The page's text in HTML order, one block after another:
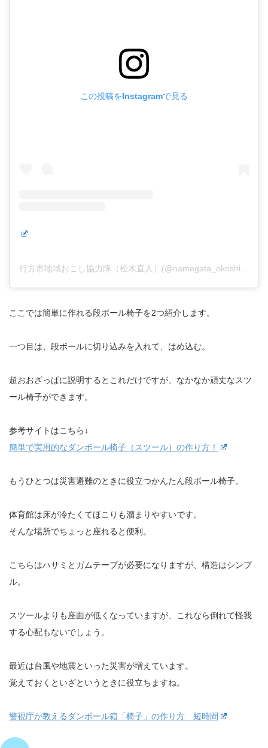
この投稿をInstagramで見る
ここでは簡単に作れる段ボール椅子を2つ紹介します。
一つ目は、段ボールに切り込みを入れて、はめ込む。
超おおざっぱに説明するとこれだけですが、なかなか頑丈なスツ
ール椅子ができます。
参考サイトはこちら↓
簡単で実用的なダンボール椅子（スツール）の作り方！
もうひとつは災害避難のときに役立つかんたん段ボール椅子。
体育館は床が冷たくてほこりも溜まりやすいです。
そんな場所でちょっと座れると便利。
こちらはハサミとガムテープが必要になりますが、構造はシンプ
ル。
スツールよりも座面が低くなっていますが、これなら倒れて怪我
する心配もないでしょう。
最近は台風や地震といった災害が増えています。
覚えておくといざというときに役立ちますね。
警視庁が教えるダンボール箱「椅子」の作り方 短時間